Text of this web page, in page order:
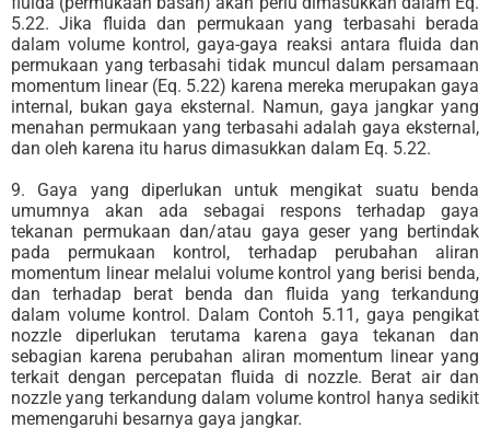
5.22. Jika fluida dan permukaan yang terbasahi berada
dalam volume kontrol, gaya-gaya reaksi antara fluida dan
permukaan yang terbasahi tidak muncul dalam persamaan
momentum linear (Eq. 5.22) karena mereka merupakan gaya
internal, bukan gaya eksternal. Namun, gaya jangkar yang
menahan permukaan yang terbasahi adalah gaya eksternal,
dan oleh karena itu harus dimasukkan dalam Eq. 5.22.
9. Gaya yang diperlukan untuk mengikat suatu benda
umumnya akan ada sebagai respons terhadap gaya
tekanan permukaan dan/atau gaya geser yang bertindak
pada permukaan kontrol, terhadap perubahan aliran
momentum linear melalui volume kontrol yang berisi benda,
dan terhadap berat benda dan fluida yang terkandung
dalam volume kontrol. Dalam Contoh 5.11, gaya pengikat
nozzle diperlukan terutama karena gaya tekanan dan
sebagian karena perubahan aliran momentum linear yang
terkait dengan percepatan fluida di nozzle. Berat air dan
nozzle yang terkandung dalam volume kontrol hanya sedikit
memengaruhi besarnya gaya jangkar.